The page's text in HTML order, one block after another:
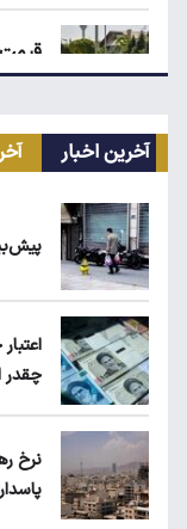
قیمت
چهارشنبه
آخرین اخبار
نرخ